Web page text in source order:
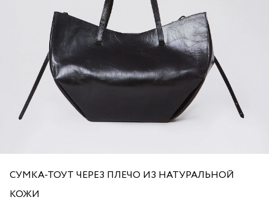
СУМКА-ТОУТ ЧЕРЕЗ ПЛЕЧО ИЗ НАТУРАЛЬНОЙ
КОЖИ